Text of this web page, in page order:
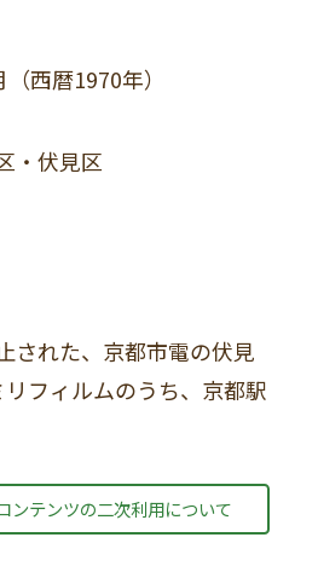
西暦1970年）
・伏見区
された、京都市電の伏見
フィルムのうち、京都駅
ンテンツの二次利用について